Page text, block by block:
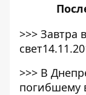
>>> Завтра
>>> В
погибшему